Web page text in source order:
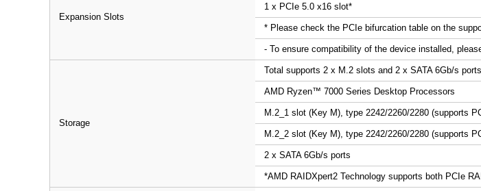
Expansion Slots
1 x PCIe 5.0 x16 slot*
* Please check the PCIe bifurcation table on the
- To ensure compatibility of the device installed,
Storage
Total supports 2 x M.2 slots and 2 x SATA 6Gb/s
AMD Ryzen™ 7000 Series Desktop Processors
M.2_1 slot (Key M), type 2242/2260/2280 (supports
M.2_2 slot (Key M), type 2242/2260/2280 (supports
2 x SATA 6Gb/s ports
*AMD RAIDXpert2 Technology supports both PCIe